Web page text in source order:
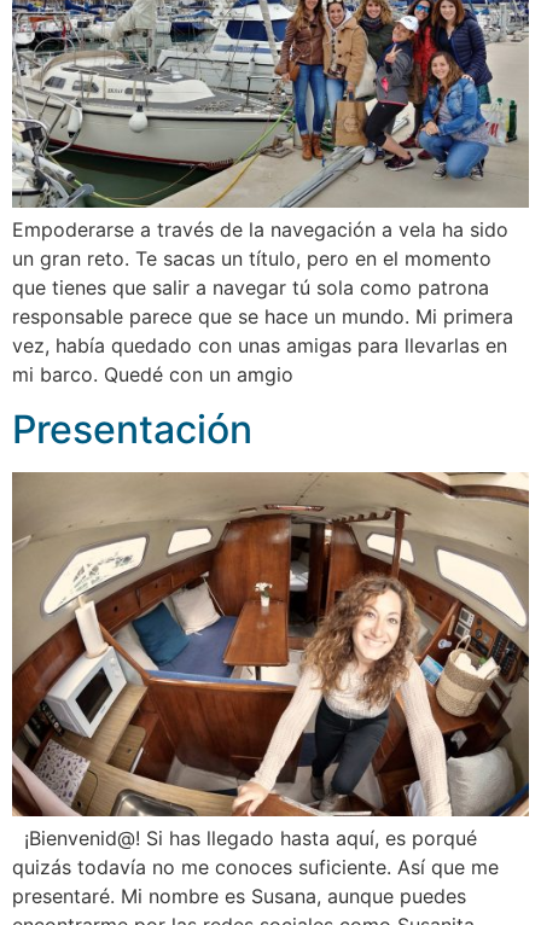
Empoderarse a través de la navegación a vela ha sido
un gran reto. Te sacas un título, pero en el momento
que tienes que salir a navegar tú sola como patrona
responsable parece que se hace un mundo. Mi primera
vez, había quedado con unas amigas para llevarlas en
mi barco. Quedé con un amgio
Presentación
¡Bienvenid@! Si has llegado hasta aquí, es porqué
quizás todavía no me conoces suficiente. Así que me
presentaré. Mi nombre es Susana, aunque puedes